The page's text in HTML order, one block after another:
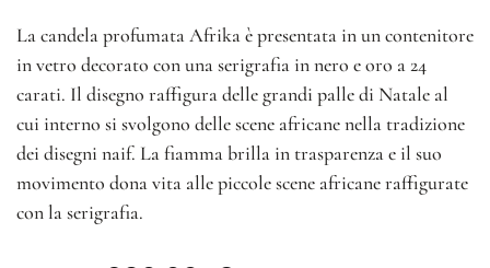
La candela profumata Afrika è presentata in un contenitore
in vetro decorato con una serigrafia in nero e oro a 24
carati. Il disegno raffigura delle grandi palle di Natale al
cui interno si svolgono delle scene africane nella tradizione
dei disegni naif. La fiamma brilla in trasparenza e il suo
movimento dona vita alle piccole scene africane raffigurate
con la serigrafia.